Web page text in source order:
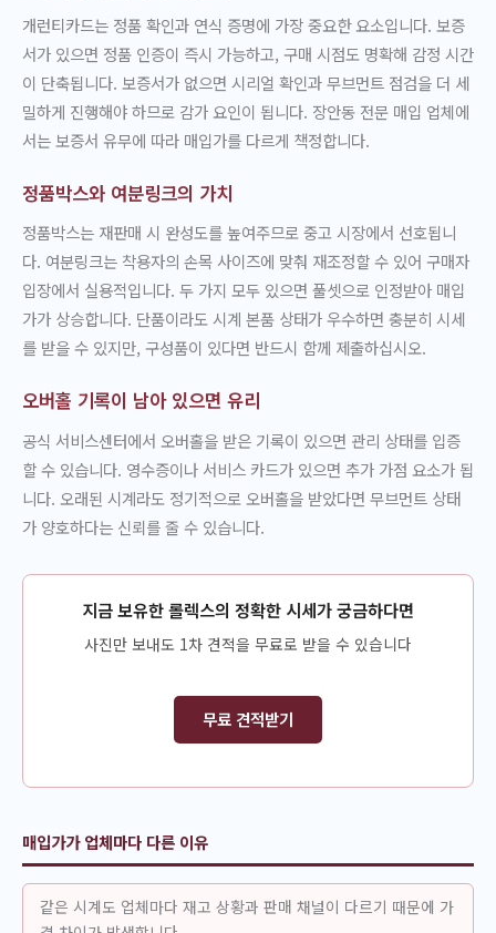
개런티카드는 정품 확인과 연식 증명에 가장 중요한 요소입니다. 보증
서가 있으면 정품 인증이 즉시 가능하고, 구매 시점도 명확해 감정 시간
이 단축됩니다. 보증서가 없으면 시리얼 확인과 무브먼트 점검을 더 세
밀하게 진행해야 하므로 감가 요인이 됩니다. 장안동 전문 매입 업체에
서는 보증서 유무에 따라 매입가를 다르게 책정합니다.
정품박스와 여분링크의 가치
정품박스는 재판매 시 완성도를 높여주므로 중고 시장에서 선호됩니
다. 여분링크는 착용자의 손목 사이즈에 맞춰 재조정할 수 있어 구매자
입장에서 실용적입니다. 두 가지 모두 있으면 풀셋으로 인정받아 매입
가가 상승합니다. 단품이라도 시계 본품 상태가 우수하면 충분히 시세
를 받을 수 있지만, 구성품이 있다면 반드시 함께 제출하십시오.
오버홀 기록이 남아 있으면 유리
공식 서비스센터에서 오버홀을 받은 기록이 있으면 관리 상태를 입증
할 수 있습니다. 영수증이나 서비스 카드가 있으면 추가 가점 요소가 됩
니다. 오래된 시계라도 정기적으로 오버홀을 받았다면 무브먼트 상태
가 양호하다는 신뢰를 줄 수 있습니다.
지금 보유한 롤렉스의 정확한 시세가 궁금하다면
사진만 보내도 1차 견적을 무료로 받을 수 있습니다
무료 견적받기
매입가가 업체마다 다른 이유
같은 시계도 업체마다 재고 상황과 판매 채널이 다르기 때문에 가